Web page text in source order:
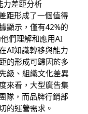
力差距分析
距形成了一個值得
顯示，僅有42%的
們理解和應用AI
AI知識轉移與能力
的形成可歸因於多
級、組織文化差異
來看，大型廣告集
隊，而品牌行銷部
的運營需求。